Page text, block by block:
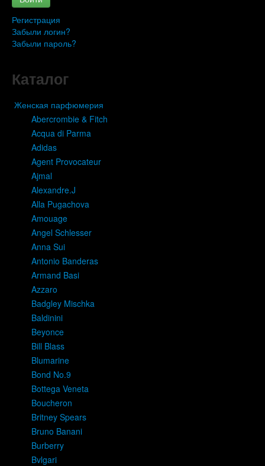
Регистрация
Забыли логин?
Забыли пароль?
Каталог
Женская парфюмерия
Abercrombie & Fitch
Acqua di Parma
Adidas
Agent Provocateur
Ajmal
Alexandre.J
Alla Pugachova
Amouage
Angel Schlesser
Anna Sui
Antonio Banderas
Armand Basi
Azzaro
Badgley Mischka
Baldinini
Beyonce
Bill Blass
Blumarine
Bond No.9
Bottega Veneta
Boucheron
Britney Spears
Bruno Banani
Burberry
Bvlgari